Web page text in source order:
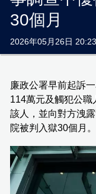
30個月
2026年05月26日
廉政公署早前起訴
114萬元及觸犯公
該人，並向對方洩
院被判入獄30個月。